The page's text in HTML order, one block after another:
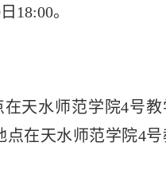
18:00。
在天水师范学院4号教
点在天水师范学院4号